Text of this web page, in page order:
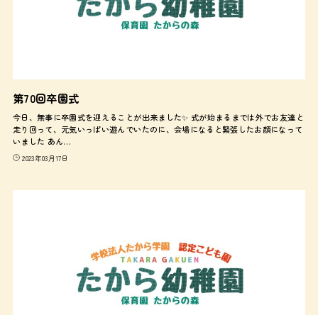
第70回卒園式
今日、無事に卒園式を迎えることが出来ました✨ 式が始まるまでは外でお友達と
走り回って、元気いっぱい遊んでいたのに、会場になると緊張したお顔になって
いました あん…
2023年03月17日